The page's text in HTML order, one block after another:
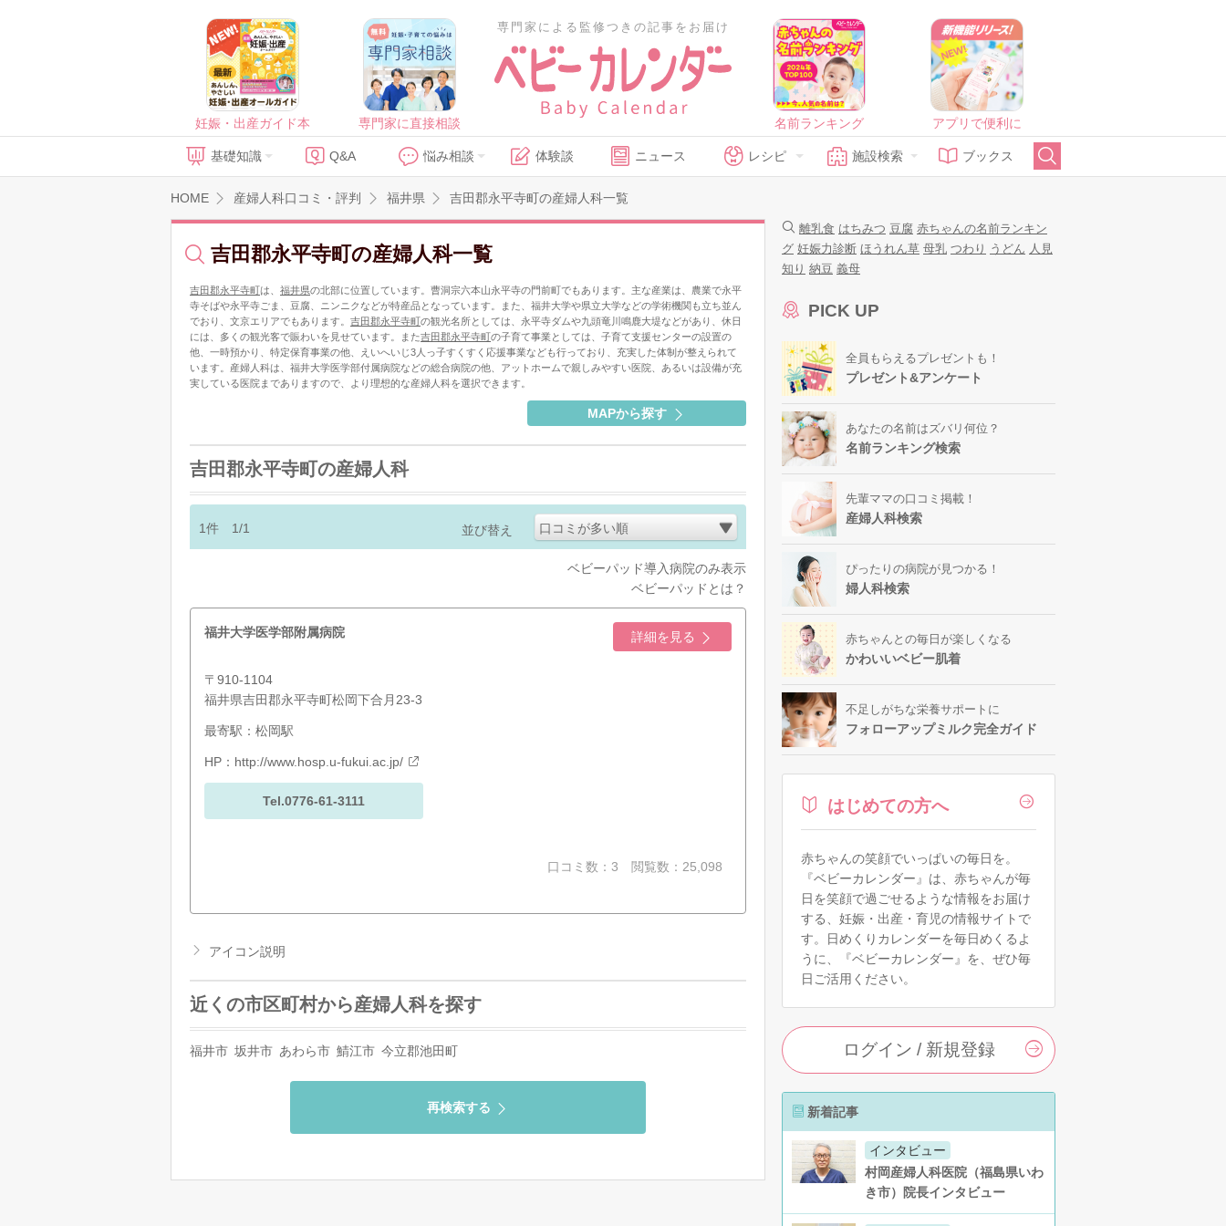
妊娠・出産ガイド本 専門家に直接相談
専門家による監修つきの記事をお届け
名前ランキング アプリで便利に
基礎知識 Q&A 悩み相談 体験談 ニュース レシピ 施設検索 ブックス
HOME 産婦人科口コミ・評判 福井県 吉田郡永平寺町の産婦人科一覧
吉田郡永平寺町の産婦人科一覧
吉田郡永平寺町 は、 福井県の北部に位置しています。曹洞宗六本山永平寺の門前町でもあります。主な産業は、農業で永平
寺そばや永平寺ごま、豆腐、ニンニクなどが特産品となっています。また、福井大学や県立大学などの学術機関も立ち並ん
でおり、文京エリアでもあります。 吉田郡永平寺町 の観光名所としては、永平寺ダムや九頭竜川鳴鹿大堤などがあり、休日
には、多くの観光客で賑わいを見せています。また吉田郡永平寺町 の子育て事業としては、子育て支援センターの設置の
他、一時預かり、特定保育事業の他、えいへいじ3人っ子すくすく応援事業なども行っており、充実した体制が整えられて
います。産婦人科は、福井大学医学部付属病院などの総合病院の他、アットホームで親しみやすい医院、あるいは設備が充
実している医院までありますので、より理想的な産婦人科を選択できます。
MAPから探す
吉田郡永平寺町の産婦人科
1件 1/1 並び替え 口コミが多い順
ベビーパッド導入病院のみ表示
ベビーパッドとは？
詳細を見る
福井大学医学部附属病院
〒910-1104
福井県吉田郡永平寺町松岡下合月23-3
最寄駅：松岡駅
HP： http://www.hosp.u-fukui.ac.jp/
Tel.0776-61-3111
口コミ数：3 閲覧数：25,098
アイコン説明
近くの市区町村から産婦人科を探す
福井市 坂井市 あわら市 鯖江市 今立郡池田町
再検索する
離乳食 はちみつ 豆腐 赤ちゃんの名前ランキン
グ 妊娠力診断 ほうれん草 母乳 つわり うどん 人見
知り 納豆 義母
PICK UP
全員もらえるプレゼントも！
プレゼント&アンケート
あなたの名前はズバリ何位？
名前ランキング検索
先輩ママの口コミ掲載！
産婦人科検索
ぴったりの病院が見つかる！
婦人科検索
赤ちゃんとの毎日が楽しくなる
かわいいベビー肌着
不足しがちな栄養サポートに
フォローアップミルク完全ガイド
はじめての方へ
赤ちゃんの笑顔でいっぱいの毎日を。
『ベビーカレンダー』は、赤ちゃんが毎
日を笑顔で過ごせるような情報をお届け
する、妊娠・出産・育児の情報サイトで
す。日めくりカレンダーを毎日めくるよ
うに、『ベビーカレンダー』を、ぜひ毎
日ご活用ください。
ログイン / 新規登録
新着記事
インタビュー
村岡産婦人科医院（福島県いわ
き市）院長インタビュー